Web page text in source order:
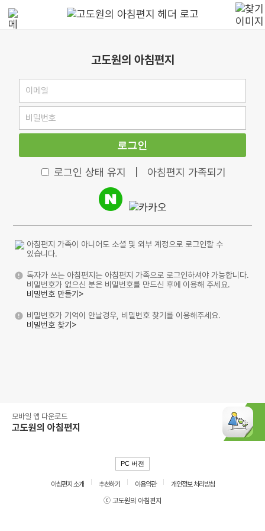
고도원의 아침편지
로그인
로그인 상태 유지 아침편지 가족되기
아침편지 가족이 아니어도 소셜 및 외부 계정으로 로그인할 수
있습니다.
독자가 쓰는 아침편지는 아침편지 가족으로 로그인하셔야 가능합니다.
비밀번호가 없으신 분은 비밀번호를 만드신 후에 이용해 주세요.
비밀번호 만들기>
비밀번호가 기억이 안날경우, 비밀번호 찾기를 이용해주세요.
비밀번호 찾기>
모바일 앱 다운로드
고도원의 아침편지
PC 버전
아침편지 소개 추천하기 이용약관
개인정보 처리방침
ⓒ 고도원의 아침편지